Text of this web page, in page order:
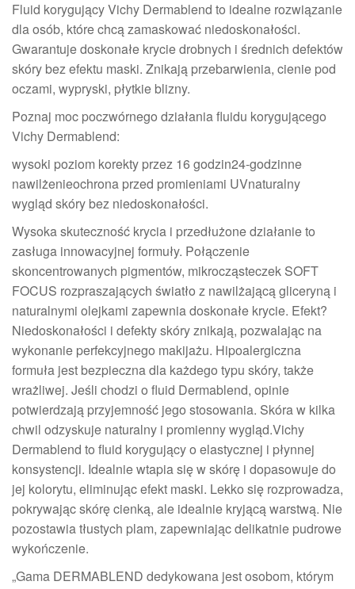
Fluid korygujący Vichy Dermablend to idealne rozwiązanie
dla osób, które chcą zamaskować niedoskonałości.
Gwarantuje doskonałe krycie drobnych i średnich defektów
skóry bez efektu maski. Znikają przebarwienia, cienie pod
oczami, wypryski, płytkie blizny.
Poznaj moc poczwórnego działania fluidu korygującego
Vichy Dermablend:
wysoki poziom korekty przez 16 godzin24-godzinne
nawilżenieochrona przed promieniami UVnaturalny
wygląd skóry bez niedoskonałości.
Wysoka skuteczność krycia i przedłużone działanie to
zasługa innowacyjnej formuły. Połączenie
skoncentrowanych pigmentów, mikrocząsteczek SOFT
FOCUS rozpraszających światło z nawilżającą gliceryną i
naturalnymi olejkami zapewnia doskonałe krycie. Efekt?
Niedoskonałości i defekty skóry znikają, pozwalając na
wykonanie perfekcyjnego makijażu. Hipoalergiczna
formuła jest bezpieczna dla każdego typu skóry, także
wrażliwej. Jeśli chodzi o fluid Dermablend, opinie
potwierdzają przyjemność jego stosowania. Skóra w kilka
chwil odzyskuje naturalny i promienny wygląd.Vichy
Dermablend to fluid korygujący o elastycznej i płynnej
konsystencji. Idealnie wtapia się w skórę i dopasowuje do
jej kolorytu, eliminując efekt maski. Lekko się rozprowadza,
pokrywając skórę cienką, ale idealnie kryjącą warstwą. Nie
pozostawia tłustych plam, zapewniając delikatnie pudrowe
wykończenie.
„Gama DERMABLEND dedykowana jest osobom, którym